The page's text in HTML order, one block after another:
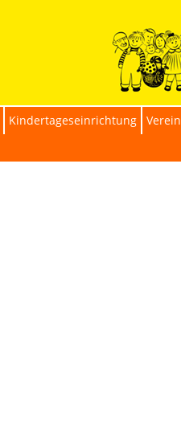
Kindertageseinrichtung Verein